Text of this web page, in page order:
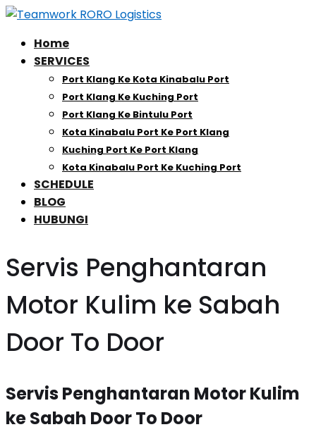
Home
SERVICES
Port Klang Ke Kota Kinabalu Port
Port Klang Ke Kuching Port
Port Klang Ke Bintulu Port
Kota Kinabalu Port Ke Port Klang
Kuching Port Ke Port Klang
Kota Kinabalu Port Ke Kuching Port
SCHEDULE
BLOG
HUBUNGI
Servis Penghantaran
Motor Kulim ke Sabah
Door To Door
Servis Penghantaran Motor Kulim
ke Sabah Door To Door